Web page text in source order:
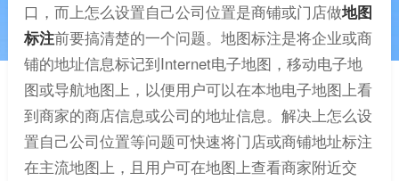
口，而上怎么设置自己公司位置是商铺或门店做地图
标注前要搞清楚的一个问题。地图标注是将企业或商
铺的地址信息标记到Internet电子地图，移动电子地
图或导航地图上，以便用户可以在本地电子地图上看
到商家的商店信息或公司的地址信息。解决上怎么设
置自己公司位置等问题可快速将门店或商铺地址标注
在主流地图上，且用户可在地图上查看商家附近交